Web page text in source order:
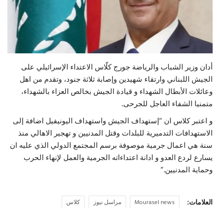
أدان وزير الشباب والرياضة جورج كلّاس الاعتداء الإسرائيلي على
الجيش اللبناني وارتقاء شهيدين وإصابة ثلاثة جنود، وتقدم من اهل
وعائلات الأبطال الشهداء و قيادة الجيش بخالص العزاء بالشهداء،
متمنيا الشفاء العاجل للجرحى.
و اعتبر كلاس ان “إستهداف الجيش واستهداف اليونيفيل اضافة إلى
الاستهدافات التدميرية للبلدات وقتل المدنيين و تهجير الاهالي منذ
سنة هي اعمال جرمية موصوفة برسم المجتمع الدولي الذي عليه ان
يسارع لردع العدو و ادانة اعتداءاته الجرمية والعمل لإنهاء الحرب
وحماية المدنيين.”
العلامات: Mourasel news مراسل نيوز كلاس